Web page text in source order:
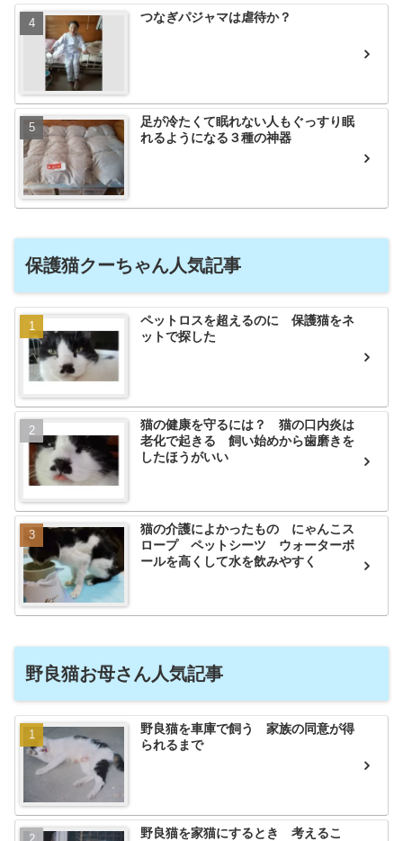
つなぎパジャマは虐待か？
足が冷たくて眠れない人もぐっすり眠
れるようになる３種の神器
保護猫クーちゃん人気記事
ペットロスを超えるのに 保護猫をネ
ットで探した
猫の健康を守るには？ 猫の口内炎は
老化で起きる 飼い始めから歯磨きを
したほうがいい
猫の介護によかったもの にゃんこス
ロープ ペットシーツ ウォーターボ
ールを高くして水を飲みやすく
野良猫お母さん人気記事
野良猫を車庫で飼う 家族の同意が得
られるまで
野良猫を家猫にするとき 考えるこ